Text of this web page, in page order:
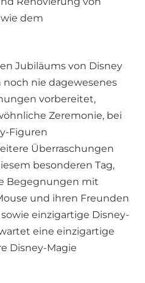
dem
Jubiläums von Disney
noch nie dagewesenes
vorbereitet,
Zeremonie, bei
Figuren
Überraschungen
besonderen Tag,
Begegnungen mit
und ihren Freunden
einzigartige Disney-
eine einzigartige
Disney-Magie